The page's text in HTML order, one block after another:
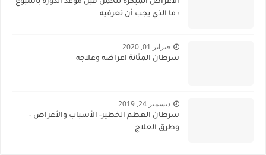
الأعراض المبكرة للحمل قبل موعد الدورة بأسبوع
: ما الذي يجب أن تعرفيه
فبراير 01, 2020
سرطان المثانة اعراضه وعلاجه
ديسمبر 24, 2019
سرطان العظم الخطير- الأسباب والأعراض -
وطرق العلاج